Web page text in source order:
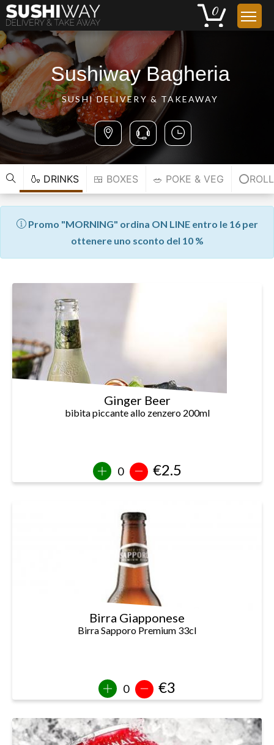
Sushiway Bagheria
SUSHI DELIVERY & TAKEAWAY
🍶 DRINKS 🍱 BOXES 🥗 POKE & VEG
Promo "MORNING" ordina ON LINE entro le 16 per
ottenere uno sconto del 10 %
Ginger Beer
bibita piccante allo zenzero 200ml
€2.5
Birra Giapponese
Birra Sapporo Premium 33cl
€3